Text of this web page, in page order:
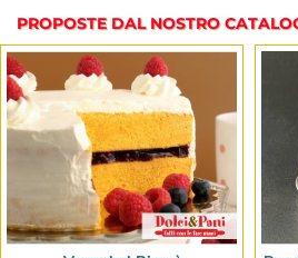
PROPOSTE DAL NOSTRO